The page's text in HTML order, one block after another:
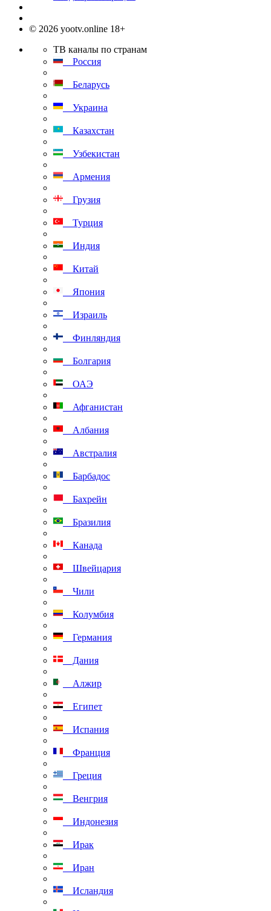
© 2026 yootv.online 18+
ТВ каналы по странам
Россия
Беларусь
Украина
Казахстан
Узбекистан
Армения
Грузия
Турция
Индия
Китай
Япония
Израиль
Финляндия
Болгария
ОАЭ
Афганистан
Албания
Австралия
Барбадос
Бахрейн
Бразилия
Канада
Швейцария
Чили
Колумбия
Германия
Дания
Алжир
Египет
Испания
Франция
Греция
Венгрия
Индонезия
Ирак
Иран
Исландия